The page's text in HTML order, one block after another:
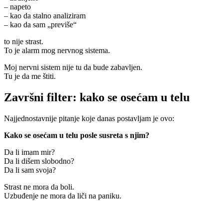
– napeto
– kao da stalno analiziram
– kao da sam „previše“
to nije strast.
To je alarm mog nervnog sistema.
Moj nervni sistem nije tu da bude zabavljen.
Tu je da me štiti.
Završni filter: kako se osećam u telu
Najjednostavnije pitanje koje danas postavljam je ovo:
Kako se osećam u telu posle susreta s njim?
Da li imam mir?
Da li dišem slobodno?
Da li sam svoja?
Strast ne mora da boli.
Uzbuđenje ne mora da liči na paniku.